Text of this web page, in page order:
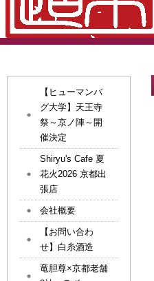
【ヒューマンバ
グ大学】天王寺
祭～京ノ陣～開
催決定
Shiryu's Cafe 夏
花火2026 京都出
張店
会社概要
【お問い合わ
せ】白糸酒造
竜胆尊×京都老舗